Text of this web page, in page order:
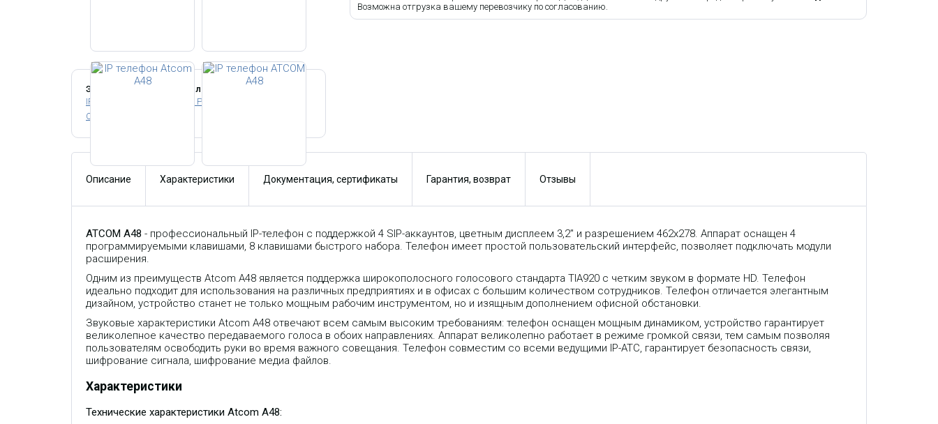
Этот товар относится к следующим категориям:
IP телефоны с поддержкой POE
Офисные IP телефоны
Возможна отгрузка вашему перевозчику по согласованию.
Описание Характеристики Документация, сертификаты Гарантия, возврат Отзывы
ATCOM A48 - профессиональный IP-телефон с поддержкой 4 SIP-аккаунтов, цветным дисплеем 3,2" и разрешением 462x278. Аппарат оснащен 4
программируемыми клавишами, 8 клавишами быстрого набора. Телефон имеет простой пользовательский интерфейс, позволяет подключать модули
расширения.
Одним из преимуществ Atcom A48 является поддержка широкополосного голосового стандарта TIA920 с четким звуком в формате HD. Телефон
идеально подходит для использования на различных предприятиях и в офисах с большим количеством сотрудников. Телефон отличается элегантным
дизайном, устройство станет не только мощным рабочим инструментом, но и изящным дополнением офисной обстановки.
Звуковые характеристики Atcom A48 отвечают всем самым высоким требованиям: телефон оснащен мощным динамиком, устройство гарантирует
великолепное качество передаваемого голоса в обоих направлениях. Аппарат великолепно работает в режиме громкой связи, тем самым позволяя
пользователям освободить руки во время важного совещания. Телефон совместим со всеми ведущими IP-АТС, гарантирует безопасность связи,
шифрование сигнала, шифрование медиа файлов.
Характеристики
Технические характеристики Atcom A48: